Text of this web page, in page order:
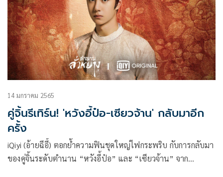
14 มกราคม 2565
คู่จิ้นรีเทิร์น! 'หวังอี้ป๋อ-เซียวจ้าน' กลับมาอีก
ครั้ง
iQiyi (อ้ายฉีอี้) ตอกย้ำความฟินชุดใหญ่ไฟกระพริบ กับการกลับมา
ของคู่จิ้นระดับตำนาน “หวังอี้ป๋อ” และ “เซียวจ้าน” จาก